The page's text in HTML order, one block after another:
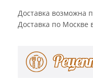
Доставка возможна
Доставка по